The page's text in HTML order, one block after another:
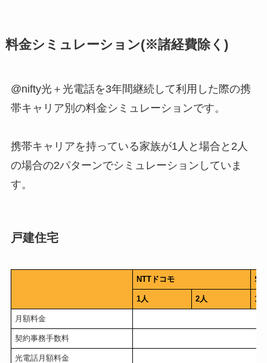
料金シミュレーション(※諸経費除く)
@nifty光＋光電話を3年間継続して利用した際の携
帯キャリア別の料金シミュレーションです。
携帯キャリアを持っている家族が1人と場合と2人
の場合の2パターンでシミュレーションしていま
す。
戸建住宅
NTTドコモ
1人 2人 1人
月額料金
契約事務手数料
光電話月額料金